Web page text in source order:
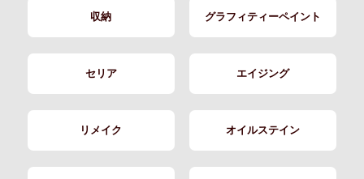
収納 グラフィティーペイント
セリア エイジング
リメイク オイルステイン